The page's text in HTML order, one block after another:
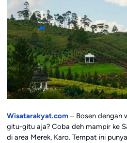
Wisatarakyat.com– Bosen dengan
gitu-gitu aja? Coba deh mampir ke
di area Merek, Karo. Tempat ini